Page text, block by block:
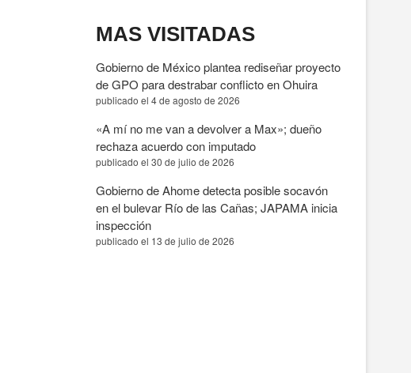
MAS VISITADAS
Gobierno de México plantea rediseñar proyecto
de GPO para destrabar conflicto en Ohuira
publicado el 4 de agosto de 2026
«A mí no me van a devolver a Max»; dueño
rechaza acuerdo con imputado
publicado el 30 de julio de 2026
Gobierno de Ahome detecta posible socavón
en el bulevar Río de las Cañas; JAPAMA inicia
inspección
publicado el 13 de julio de 2026